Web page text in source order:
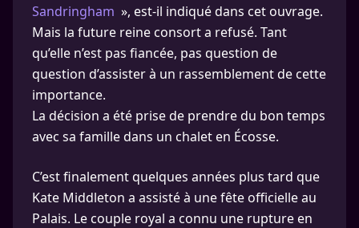
Sandringham », est-il indiqué dans cet ouvrage.
Mais la future reine consort a refusé. Tant
qu’elle n’est pas fiancée, pas question de
question d’assister à un rassemblement de cette
importance.
La décision a été prise de prendre du bon temps
avec sa famille dans un chalet en Écosse.
C’est finalement quelques années plus tard que
Kate Middleton a assisté à une fête officielle au
Palais. Le couple royal a connu une rupture en